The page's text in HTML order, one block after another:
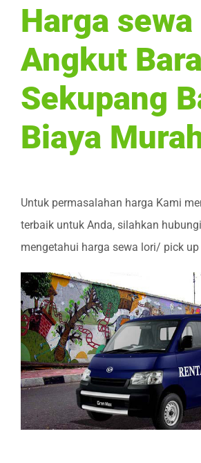
Harga sewa
Angkut
Sekupang
Biaya
Untuk permasalahan harga Kami
terbaik untuk Anda, silahkan
mengetahui harga sewa lori/ pick up